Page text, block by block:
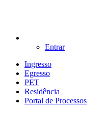
Entrar
Ingresso
Egresso
PET
Residência
Portal de Processos